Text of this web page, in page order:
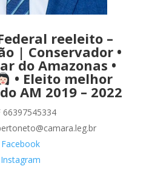
reeleito –
| Conservador •
do Amazonas •
• Eleito melhor
AM 2019 – 2022
66397545334
Facebook
Instagram